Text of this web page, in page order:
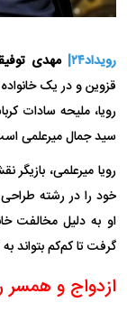
رویداد۲۴| مهدی
سید جمال میرعلمی
رویا میرعلمی،
خود را در رشته
او به دلیل مخالفت
گرفت تا کم‌کم
ازدواج و همسر